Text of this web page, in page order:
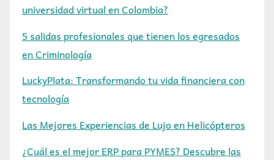
universidad virtual en Colombia?
5 salidas profesionales que tienen los egresados
en Criminología
LuckyPlata: Transformando tu vida financiera con
tecnología
Las Mejores Experiencias de Lujo en Helicópteros
¿Cuál es el mejor ERP para PYMES? Descubre las